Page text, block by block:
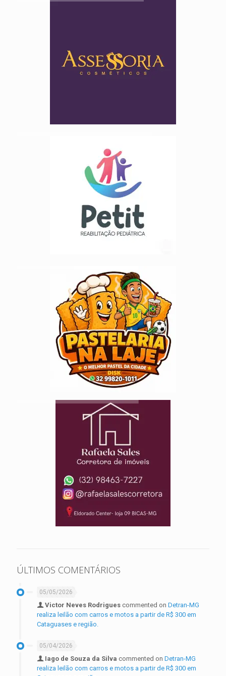
ÚLTIMOS COMENTÁRIOS
05/05/2026
Victor Neves Rodrigues commented on Detran-MG
realiza leilão com carros e motos a partir de R$ 300 em
Cataguases e região.
05/04/2026
Iago de Souza da Silva commented on Detran-MG
realiza leilão com carros e motos a partir de R$ 300 em